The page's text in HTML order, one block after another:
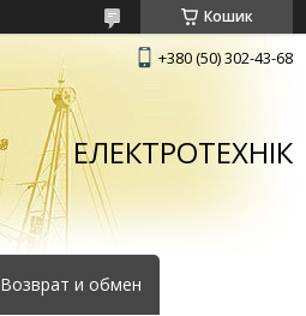
Кошик
+380 (50) 302-43-68
ЕЛЕКТРОТЕХНІК
Возврат и обмен